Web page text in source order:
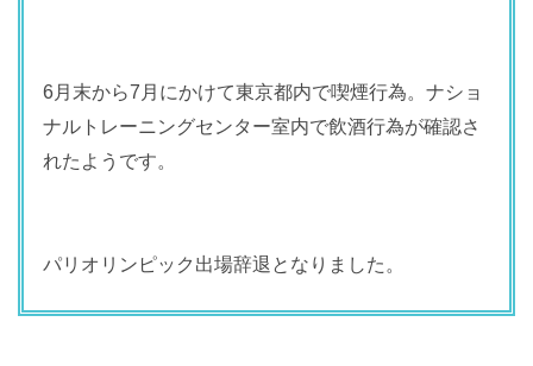
6月末から7月にかけて東京都内で喫煙行為。ナショ
ナルトレーニングセンター室内で飲酒行為が確認さ
れたようです。
パリオリンピック出場辞退となりました。